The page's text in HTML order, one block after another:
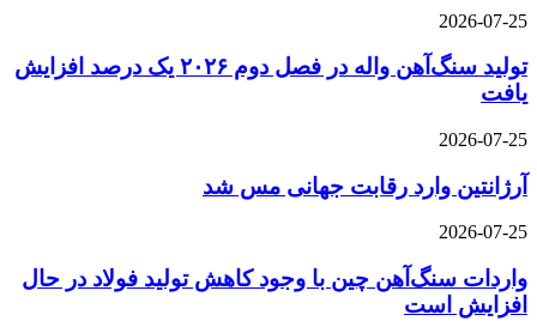
2026-07-25
تولید سنگ‌آهن واله در فصل دوم ۲۰۲۶ یک درصد افزایش
یافت
2026-07-25
آرژانتین وارد رقابت جهانی مس شد
2026-07-25
واردات سنگ‌آهن چین با وجود کاهش تولید فولاد در حال
افزایش است